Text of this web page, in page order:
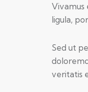
Vivamus
ligula,
Sed ut
veritatis